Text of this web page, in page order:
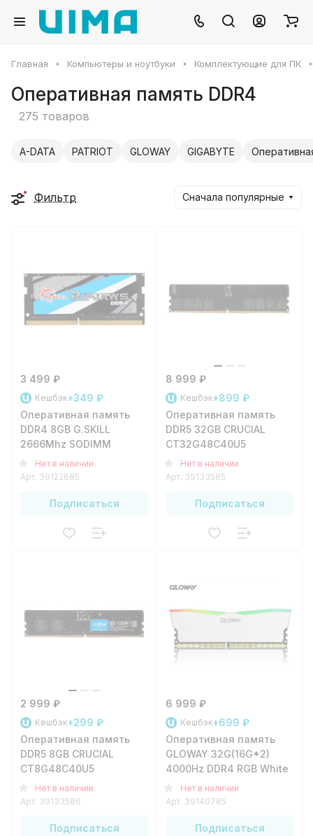
Главная Компьютеры и ноутбуки Комплектующие для ПК
Оперативная память DDR4
275 товаров
A-DATA PATRIOT GLOWAY GIGABYTE
Фильтр Сначала популярные
3 499 ₽
Кешбэк+349 ₽
Оперативная память
DDR4 8GB G.SKILL
2666Mhz SODIMM
Нет в наличии
Арт. 39122685
Подписаться
8 999 ₽
Кешбэк+899 ₽
Оперативная память
DDR5 32GB CRUCIAL
CT32G48C40U5
Нет в наличии
Арт. 39133585
Подписаться
2 999 ₽
Кешбэк+299 ₽
Оперативная память
DDR5 8GB CRUCIAL
CT8G48C40U5
Нет в наличии
Арт. 39133586
Подписаться
6 999 ₽
Кешбэк+699 ₽
Оперативная память
GLOWAY 32G(16G*2)
4000Hz DDR4 RGB White
Нет в наличии
Арт. 39140785
Подписаться